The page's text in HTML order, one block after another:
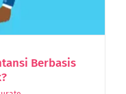
Berbasis